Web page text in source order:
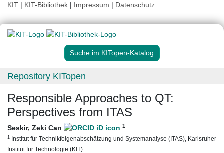
KIT | KIT-Bibliothek | Impressum | Datenschutz
Suche im KITopen-Katalog
Repository KITopen
Responsible Approaches to QT:
Perspectives from ITAS
Seskir, Zeki Can 1
1 Institut für Technikfolgenabschätzung und Systemanalyse (ITAS), Karlsruher
Institut für Technologie (KIT)